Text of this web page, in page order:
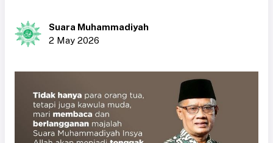
Suara Muhammadiyah
2 May 2026